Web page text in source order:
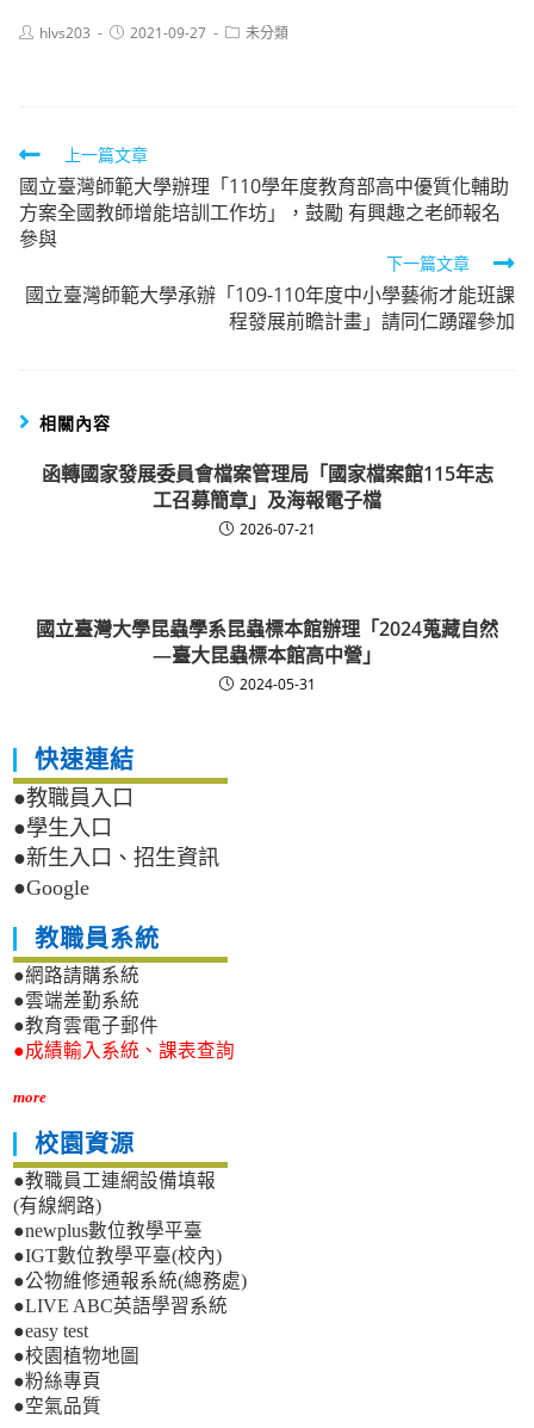
Posthlvs203
Post2021-09-27
Post未分類
Read
more
articles
上一篇文章
國立臺灣師範大學辦理「110學年度教育部高中優質化輔助
方案全國教師增能培訓工作坊」，鼓勵 有興趣之老師報名
參與
下一篇文章
國立臺灣師範大學承辦「109-110年度中小學藝術才能班課
程發展前瞻計畫」請同仁踴躍參加
相關內容
函轉國家發展委員會檔案管理局「國家檔案館115年志
工召募簡章」及海報電子檔
2026-07-21
國立臺灣大學昆蟲學系昆蟲標本館辦理「2024蒐藏自然
—臺大昆蟲標本館高中營」
2024-05-31
快速連結
●教職員入口
●學生入口
●新生入口、招生資訊
●Google
教職員系統
●網路請購系統
●雲端差勤系統
●教育雲電子郵件
●成績輸入系統、課表查詢
more
校園資源
●教職員工連網設備填報
(有線網路)
●newplus數位教學平臺
●IGT數位教學平臺(校內)
●公物維修通報系統(總務處)
●LIVE ABC英語學習系統
●easy test
●校園植物地圖
●粉絲專頁
●空氣品質